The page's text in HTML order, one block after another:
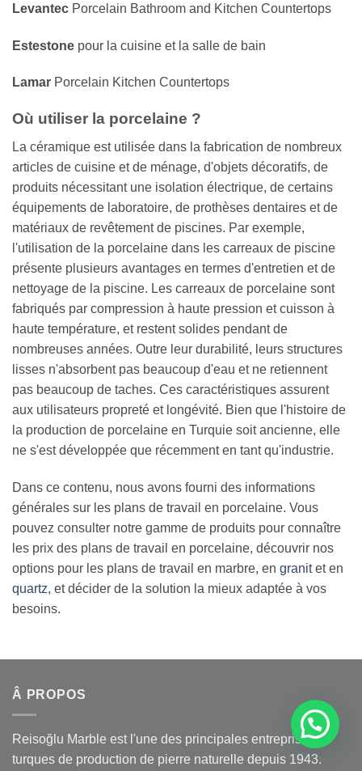
Levantec Porcelain Bathroom and Kitchen Countertops
Estestone pour la cuisine et la salle de bain
Lamar Porcelain Kitchen Countertops
Où utiliser la porcelaine ?
La céramique est utilisée dans la fabrication de nombreux
articles de cuisine et de ménage, d'objets décoratifs, de
produits nécessitant une isolation électrique, de certains
équipements de laboratoire, de prothèses dentaires et de
matériaux de revêtement de piscines. Par exemple,
l'utilisation de la porcelaine dans les carreaux de piscine
présente plusieurs avantages en termes d'entretien et de
nettoyage de la piscine. Les carreaux de porcelaine sont
fabriqués par compression à haute pression et cuisson à
haute température, et restent solides pendant de
nombreuses années. Outre leur durabilité, leurs structures
lisses n'absorbent pas beaucoup d'eau et ne retiennent
pas beaucoup de taches. Ces caractéristiques assurent
aux utilisateurs propreté et longévité. Bien que l'histoire de
la production de porcelaine en Turquie soit ancienne, elle
ne s'est développée que récemment en tant qu'industrie.
Dans ce contenu, nous avons fourni des informations
générales sur les plans de travail en porcelaine. Vous
pouvez consulter notre gamme de produits pour connaître
les prix des plans de travail en porcelaine, découvrir nos
options pour les plans de travail en marbre, en granitet en
quartz, et décider de la solution la mieux adaptée à vos
besoins.
Â PROPOS
Reisoğlu Marble est l'une des principales entreprises
turques de production de pierre naturelle depuis 1943.